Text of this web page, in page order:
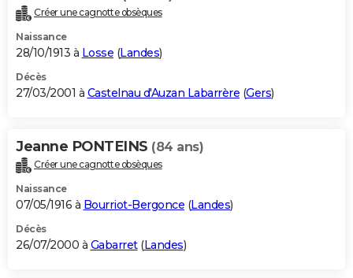
Créer une cagnotte obsèques
Naissance
28/10/1913 à Losse (Landes)
Décès
27/03/2001 à Castelnau d'Auzan Labarrère (Gers)
Jeanne PONTEINS (84 ans)
Créer une cagnotte obsèques
Naissance
07/05/1916 à Bourriot-Bergonce (Landes)
Décès
26/07/2000 à Gabarret(Landes)